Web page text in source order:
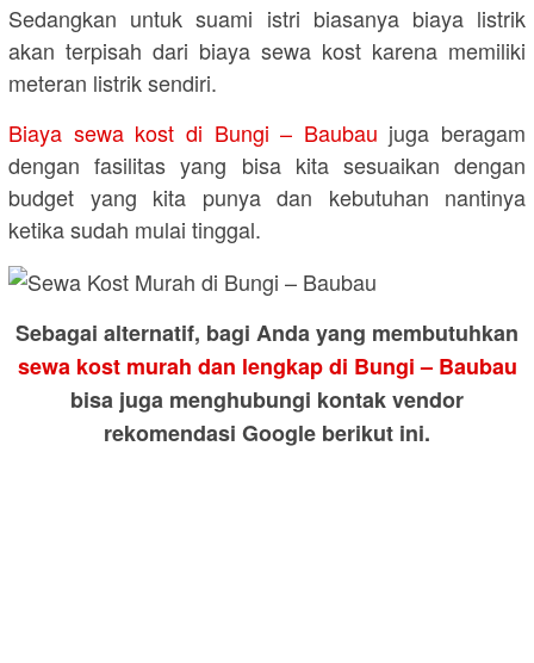
Sedangkan untuk suami istri biasanya biaya listrik
akan terpisah dari biaya sewa kost karena memiliki
meteran listrik sendiri.
Biaya sewa kost di Bungi – Baubau juga beragam
dengan fasilitas yang bisa kita sesuaikan dengan
budget yang kita punya dan kebutuhan nantinya
ketika sudah mulai tinggal.
Sebagai alternatif, bagi Anda yang membutuhkan
sewa kost murah dan lengkap di Bungi – Baubau
bisa juga menghubungi kontak vendor
rekomendasi Google berikut ini.